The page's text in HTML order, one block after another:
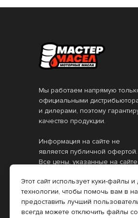
Мы работаем напрямую
официальными
и дилерами, поэтому
качество продукции.
Информация на сайте не
является публичной офертой.
Все цены, указанные на сайте,
оформлении заказа через
интернет-магазин. Цены в
розничных торговых точках
могут отличаться.
Этот сайт использует куки-файлы и
технологии, чтобы помочь вам в
предоставить лучший
всегда можете отключить файлы